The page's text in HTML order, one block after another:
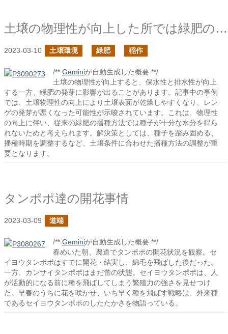
土壌の物理性が向上した所では緑肥の播種が難しくなるかも
2023-03-10 土壌環境 緑肥 稲作
/** Geminiが自動生成した概要 **/
土壌の物理性が向上すると、保水性と排水性が向上
する一方、緑肥の発芽に影響が出ることがあります。記事中の事例
では、土壌物理性の向上により土壌表面が乾燥しやすくなり、レン
ゲの発芽が悪くなった可能性が示唆されています。これは、物理性
の向上に伴い、従来の緑肥の播種方法では種子が十分な水分を得ら
れないためと考えられます。解決策としては、種子を踏み固める、
播種時期を調整するなど、土壌条件に合わせた播種方法の調整が重
要となります。
タンポポ達の開花事情
2023-03-09 道端
/** Geminiが自動生成した概要 **/
春めいた朝、農道でタンポポの開花状況を観察。セ
イヨウタンポポはすでに開花・結実し、綿毛を飛ばした後だった。
一方、カンサイタンポポはまだ蕾の状態。セイヨウタンポポは、人
が活動的になる前に種を飛ばしてしまう繁殖力の強さを見せつけ
た。早春のうちに花を咲かせ、いち早く種を飛ばす戦略は、外来種
であるセイヨウタンポポのしたたかさを物語っている。